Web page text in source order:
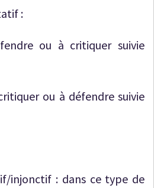
:
ou à critiquer suivie
ou à défendre suivie
injonctif : dans ce type de